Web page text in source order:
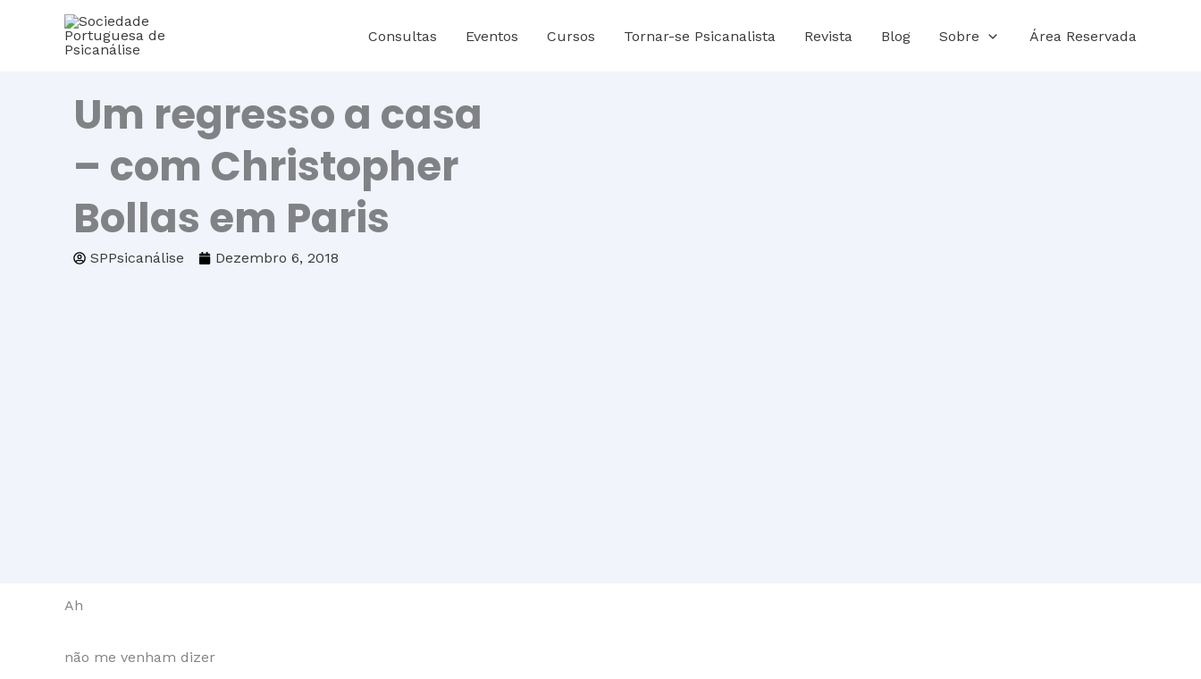
Consultas Eventos Cursos Tornar-se Psicanalista Revista Blog Sobre Área Reservada
Um regresso a casa
– com Christopher
Bollas em Paris
SPPsicanálise Dezembro 6, 2018
Ah
não me venham dizer